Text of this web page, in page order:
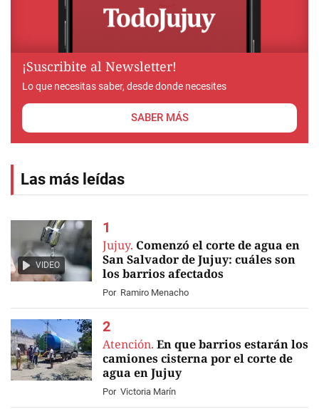
¡Suscribite al Newsletter!
Lo que necesitas saber, desde donde necesites
SABER MÁS
Las más leídas
VIDEO
Jujuy. Comenzó el corte de agua en
San Salvador de Jujuy: cuáles son
los barrios afectados
Por Ramiro Menacho
Atención. En que barrios estarán los
camiones cisterna por el corte de
agua en Jujuy
Por Victoria Marín